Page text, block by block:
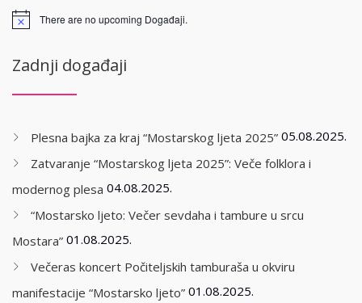
There are no upcoming Događaji.
Zadnji događaji
Plesna bajka za kraj “Mostarskog ljeta 2025” 05.08.2025.
Zatvaranje “Mostarskog ljeta 2025”: Veče folklora i
modernog plesa 04.08.2025.
“Mostarsko ljeto: Večer sevdaha i tambure u srcu
Mostara” 01.08.2025.
Večeras koncert Počiteljskih tamburaša u okviru
manifestacije “Mostarsko ljeto” 01.08.2025.